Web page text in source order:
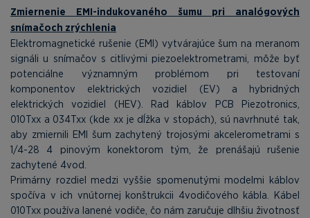
Zmiernenie EMI-indukovaného šumu pri analógových
snímačoch zrýchlenia
Elektromagnetické rušenie (EMI) vytvárajúce šum na meranom
signáli u snímačov s citlivými piezoelektrometrami, môže byť
potenciálne významným problémom pri testovaní
komponentov elektrických vozidiel (EV) a hybridných
elektrických vozidiel (HEV). Rad káblov PCB Piezotronics,
010Txx a 034Txx (kde xx je dĺžka v stopách), sú navrhnuté tak,
aby zmiernili EMI šum zachytený trojosými akcelerometrami s
1/4-28 4 pinovým konektorom tým, že prenášajú rušenie
zachytené 4vod.
Primárny rozdiel medzi vyššie spomenutými modelmi káblov
spočíva v ich vnútornej konštrukcii 4vodičového kábla. Kábel
010Txx používa lanené vodiče, čo nám zaručuje dlhšiu životnosť